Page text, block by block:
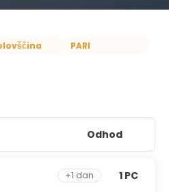
PARI
Odhod
+1 dan 1 PC